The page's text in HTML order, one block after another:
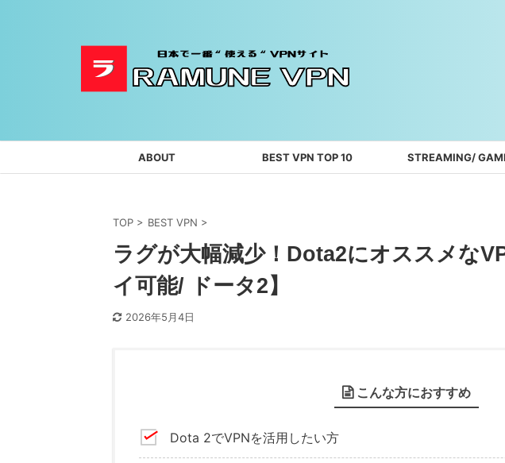
ABOUT BEST VPN TOP 10 STREAMING/
TOP > BEST VPN >
ラグが大幅減少！Dota2にオススメな
イ可能/ ドータ2】
2026年5月4日
こんな方におすすめ
Dota 2でVPNを活用したい方